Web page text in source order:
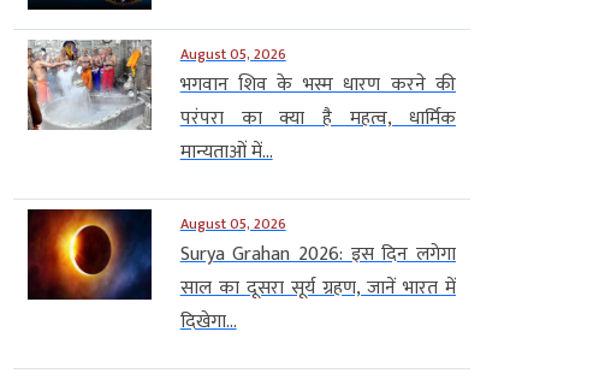
August 05, 2026
भगवान शिव के भस्म धारण करने की
परंपरा का क्या है महत्व, धार्मिक
मान्यताओं में...
August 05, 2026
Surya Grahan 2026: इस दिन लगेगा
साल का दूसरा सूर्य ग्रहण, जानें भारत में
दिखेगा...